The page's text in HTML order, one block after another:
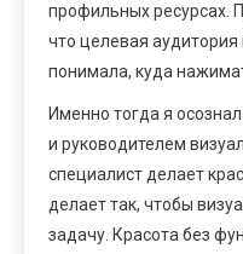
профильных ресурсах.
что целевая
понимала, куда
Именно тогда я
и руководителем
специалист делает
делает так, чтобы
задачу. Красота без